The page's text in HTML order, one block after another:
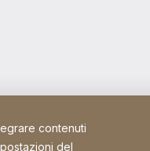
contenuti
del